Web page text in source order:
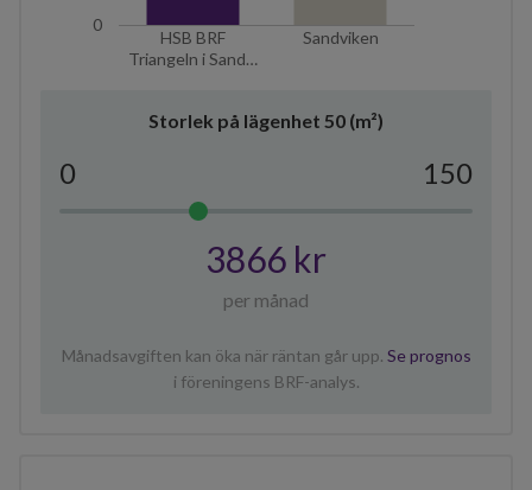
HSB BRF
Triangeln i Sand…
Sandviken
0
Storlek på lägenhet 50 (m²)
0 150
3866 kr
per månad
Månadsavgiften kan öka när räntan går upp. Se prognos
i föreningens BRF-analys.